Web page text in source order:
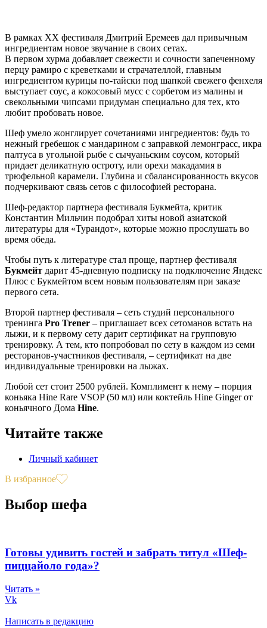
В рамках XX фестиваля Дмитрий Еремеев дал привычным
ингредиентам новое звучание в своих сетах.
В первом хурма добавляет свежести и сочности запеченному
перцу рамиро с креветками и страчателлой, главным
ингредиентом курицы по-тайски под шапкой свежего фенхеля
выступает соус, а кокосовый мусс с сорбетом из малины и
свекольными чипсами придуман специально для тех, кто
любит пробовать новое.
Шеф умело жонглирует сочетаниями ингредиентов: будь то
нежный гребешок с мандарином с заправкой лемонграсс, икра
палтуса в угольной рыбе с сычуаньским соусом, который
придает деликатную остроту, или орехи макадамия в
трюфельной карамели. Глубина и сбалансированность вкусов
подчеркивают связь сетов с философией ресторана.
Шеф-редактор партнера фестиваля Букмейта, критик
Константин Мильчин подобрал хиты новой азиатской
литературы для «Турандот», которые можно прослушать во
время обеда.
Чтобы путь к литературе стал проще, партнер фестиваля
Букмейт дарит 45-дневную подписку на подключение Яндекс
Плюс с Букмейтом всем новым пользователям при заказе
первого сета.
Второй партнер фестиваля – сеть студий персонального
тренинга Pro Trener – приглашает всех сетоманов встать на
лыжи, и к первому сету дарит сертификат на групповую
тренировку. А тем, кто попробовал по сету в каждом из семи
ресторанов-участников фестиваля, – сертификат на две
индивидуальные тренировки на лыжах.
Любой сет стоит 2500 рублей. Комплимент к нему – порция
коньяка Hine Rare VSOP (50 мл) или коктейль Hine Ginger от
коньячного Дома Hine.
Читайте также
Личный кабинет
В избранное
Выбор шефа
Готовы удивить гостей и забрать титул «Шеф-
пиццайоло года»?
Читать »
Vk
Написать в редакцию